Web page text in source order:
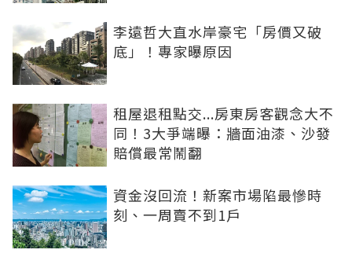
李遠哲大直水岸豪宅「房價又破
底」！專家曝原因
租屋退租點交...房東房客觀念大不
同！3大爭端曝：牆面油漆、沙發
賠償最常鬧翻
資金沒回流！新案市場陷最慘時
刻、一周賣不到1戶